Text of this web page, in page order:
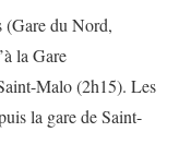
(Gare du Nord,
la Gare
Malo (2h15). Les
la gare de Saint-